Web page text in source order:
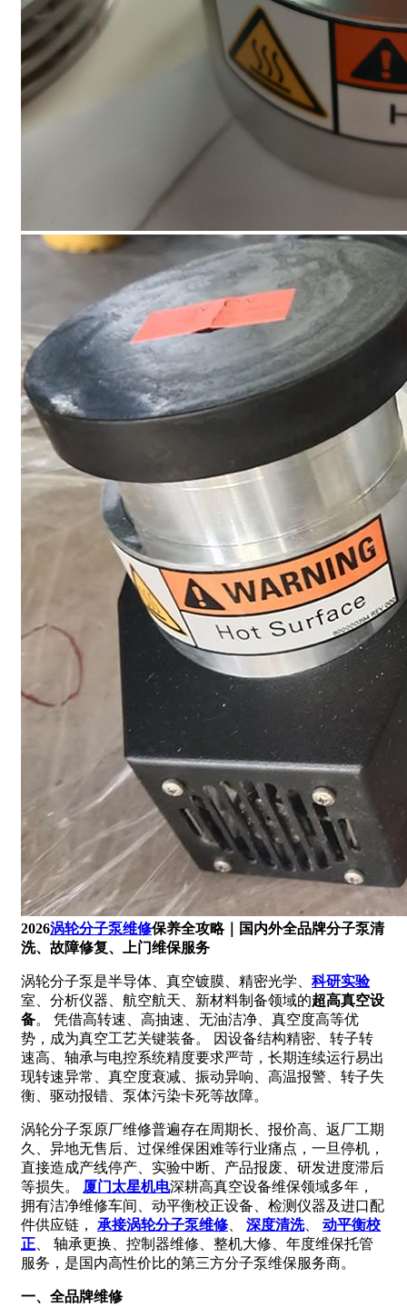
2026涡轮分子泵维修保养全攻略｜国内外全品牌分子泵清
洗、故障修复、上门维保服务
涡轮分子泵是半导体、真空镀膜、精密光学、 科研实验
室、分析仪器、航空航天、新材料制备领域的超高真空设
备。 凭借高转速、高抽速、无油洁净、真空度高等优
势，成为真空工艺关键装备。 因设备结构精密、转子转
速高、轴承与电控系统精度要求严苛，长期连续运行易出
现转速异常、真空度衰减、振动异响、高温报警、转子失
衡、驱动报错、泵体污染卡死等故障。
涡轮分子泵原厂维修普遍存在周期长、报价高、返厂工期
久、异地无售后、过保维保困难等行业痛点，一旦停机，
直接造成产线停产、实验中断、产品报废、研发进度滞后
等损失。
厦门太星机电深耕高真空设备维保领域多年，
拥有洁净维修车间、动平衡校正设备、检测仪器及进口配
件供应链， 承接涡轮分子泵维修 深度清洗、 动平衡校
正 、 轴承更换、控制器维修、整机大修、年度维保托管
服务，是国内高性价比的第三方分子泵维保服务商。
一、全品牌维修